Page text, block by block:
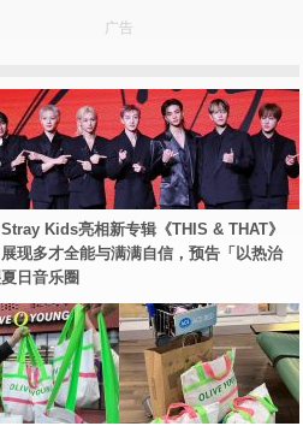
广告
Kids亮相新专辑《THIS & THAT》
现多才全能与满满自信，预告「以热治
日音乐圈